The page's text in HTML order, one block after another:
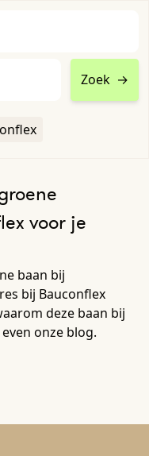
Zoek →
voor je
baan bij
bij Bauconflex
deze baan bij
onze blog.